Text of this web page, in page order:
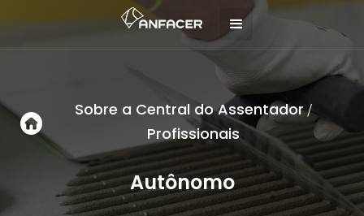
Sobre a Central do Assentador/
Profissionais
Autônomo